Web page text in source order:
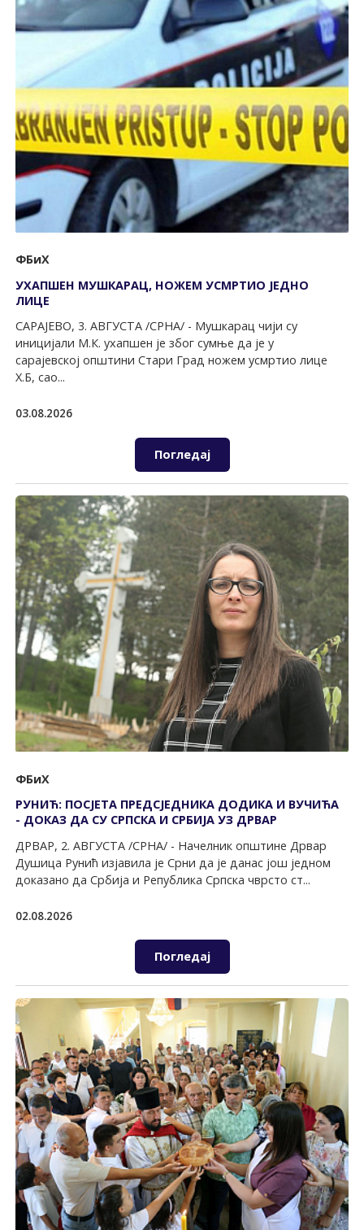
ФБиХ
УХАПШЕН МУШКАРАЦ, НОЖЕМ УСМРТИО ЈЕДНО
ЛИЦЕ
САРАЈЕВО, 3. АВГУСТА /СРНА/ - Мушкарац чији су
иницијали М.К. ухапшен је због сумње да је у
сарајевској општини Стари Град ножем усмртио лице
Х.Б, сао...
03.08.2026
Погледај
ФБиХ
РУНИЋ: ПОСЈЕТА ПРЕДСЈЕДНИКА ДОДИКА И ВУЧИЋА
- ДОКАЗ ДА СУ СРПСКА И СРБИЈА УЗ ДРВАР
ДРВАР, 2. АВГУСTА /СРНА/ - Начелник општине Дрвар
Душица Рунић изјавила је Срни да је данас још једном
доказано да Србија и Република Српска чврсто ст...
02.08.2026
Погледај